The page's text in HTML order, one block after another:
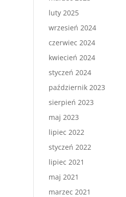
luty 2025
wrzesień 2024
czerwiec 2024
kwiecień 2024
styczeń 2024
październik 2023
sierpień 2023
maj 2023
lipiec 2022
styczeń 2022
lipiec 2021
maj 2021
marzec 2021